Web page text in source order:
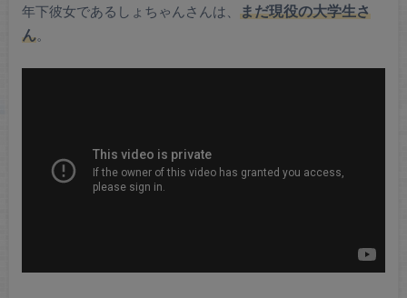
年下彼女であるしょちゃんさんは、 まだ現役の大学生さ
ん。